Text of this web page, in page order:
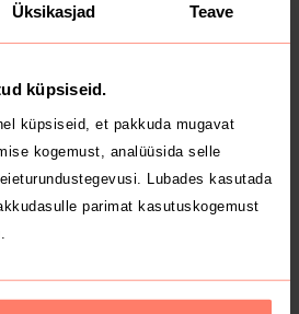
Üksikasjad Teave
küpsiseid.
küpsiseid, et pakkuda mugavat
kogemust, analüüsida selle
Lubades kasutada
parimat kasutuskogemust